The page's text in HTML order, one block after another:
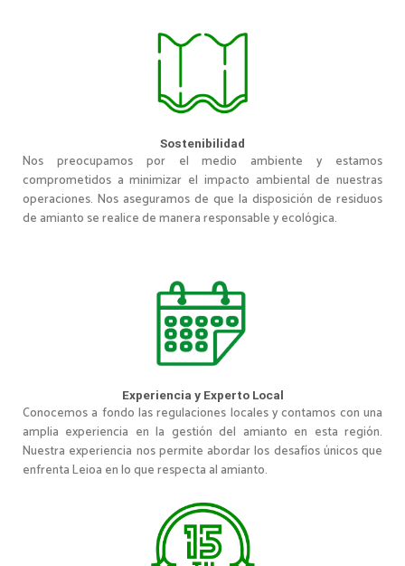
Sostenibilidad
Nos preocupamos por el medio ambiente y estamos
comprometidos a minimizar el impacto ambiental de nuestras
operaciones. Nos aseguramos de que la disposición de residuos
de amianto se realice de manera responsable y ecológica.
Experiencia y Experto Local
Conocemos a fondo las regulaciones locales y contamos con una
amplia experiencia en la gestión del amianto en esta región.
Nuestra experiencia nos permite abordar los desafíos únicos que
enfrenta Leioa en lo que respecta al amianto.